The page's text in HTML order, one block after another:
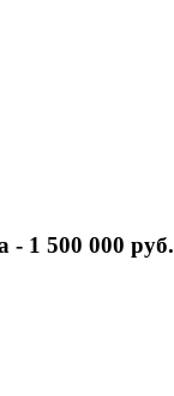
1 500 000 руб.